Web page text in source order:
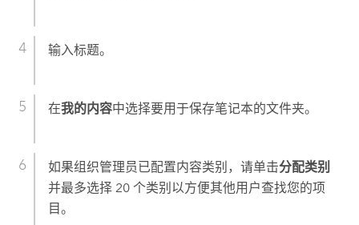
输入标题。
在我的内容中选择要用于保存笔记本的文件夹。
如果组织管理员已配置内容类别，请单击分配类别
并最多选择 20 个类别以方便其他用户查找您的项
目。